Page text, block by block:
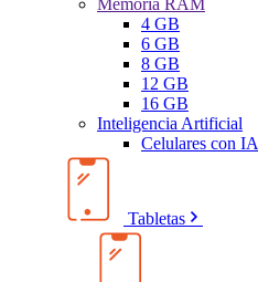
Memoria RAM
4 GB
6 GB
8 GB
12 GB
16 GB
Inteligencia Artificial
Celulares con IA
Tabletas